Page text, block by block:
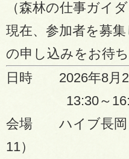
（森林の仕事ガイ
現在、参加者を募
の申し込みをお待
日時 2026年8月22
13:30～
会場 ハイブ長岡 2
11）